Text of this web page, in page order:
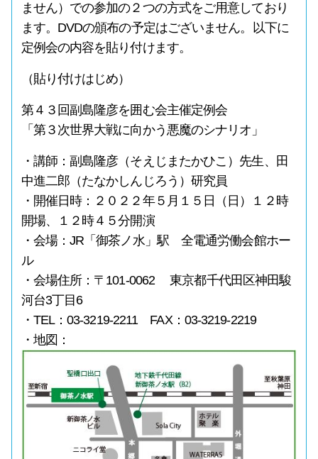
ません）での参加の２つの方式をご用意しており
ます。DVDの頒布の予定はございません。以下に
定例会の内容を貼り付けます。
（貼り付けはじめ）
第４３回副島隆彦を囲む会主催定例会
「第３次世界大戦に向かう悪魔のシナリオ」
・講師：副島隆彦（そえじまたかひこ）先生、田
中進二郎（たなかしんじろう）研究員
・開催日時：２０２２年５月１５日（日）１２時
開場、１２時４５分開演
・会場：JR「御茶ノ水」駅 全電通労働会館ホー
ル
・会場住所：〒101-0062 東京都千代田区神田駿
河台3丁目6
・TEL：03-3219-2211 FAX：03-3219-2219
・地図：